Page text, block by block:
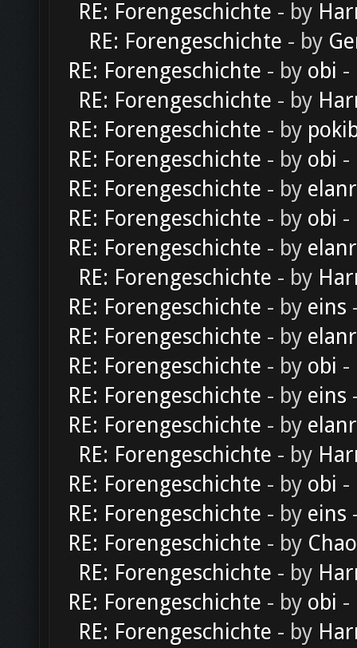
RE: Forengeschichte - by
RE: Forengeschichte - by
RE: Forengeschichte - by obi -
RE: Forengeschichte - by
RE: Forengeschichte - by
RE: Forengeschichte - by obi -
RE: Forengeschichte - by
RE: Forengeschichte - by obi -
RE: Forengeschichte - by
RE: Forengeschichte - by
RE: Forengeschichte - by eins
RE: Forengeschichte - by
RE: Forengeschichte - by obi -
RE: Forengeschichte - by eins
RE: Forengeschichte - by
RE: Forengeschichte - by
RE: Forengeschichte - by obi -
RE: Forengeschichte - by eins
RE: Forengeschichte - by
RE: Forengeschichte - by
RE: Forengeschichte - by obi -
RE: Forengeschichte - by